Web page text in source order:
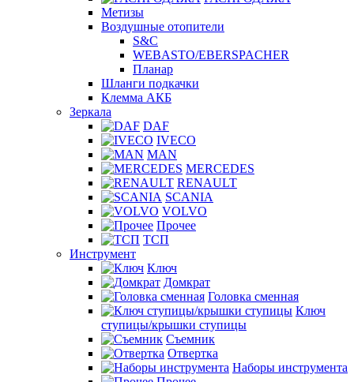
Метизы
Воздушные отопители
S&C
WEBASTO/EBERSPACHER
Планар
Шланги подкачки
Клемма АКБ
Зеркала
DAF
IVECO
MAN
MERCEDES
RENAULT
SCANIA
VOLVO
Прочее
ТСП
Инструмент
Ключ
Домкрат
Головка сменная
Ключ
ступицы/крышки ступицы
Съемник
Отвертка
Наборы инструмента